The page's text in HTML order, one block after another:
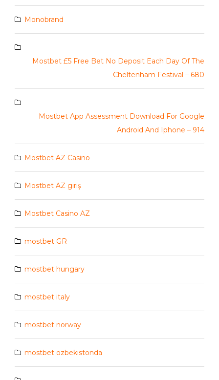
Monobrand
Mostbet £5 Free Bet No Deposit Each Day Of The
Cheltenham Festival – 680
Mostbet App Assessment Download For Google
Android And Iphone – 914
Mostbet AZ Casino
Mostbet AZ giriş
Mostbet Casino AZ
mostbet GR
mostbet hungary
mostbet italy
mostbet norway
mostbet ozbekistonda